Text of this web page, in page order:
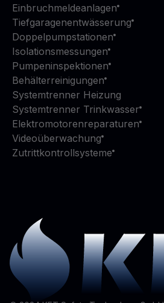
Einbruchmeldeanlagen
Tiefgaragenentwässerung
Doppelpumpstationen
Isolationsmessungen
Pumpeninspektionen
Behälterreinigungen
Systemtrenner Heizung
Systemtrenner Trinkwasser
Elektromotorenreparaturen
Videoüberwachung
Zutrittkontrollsysteme